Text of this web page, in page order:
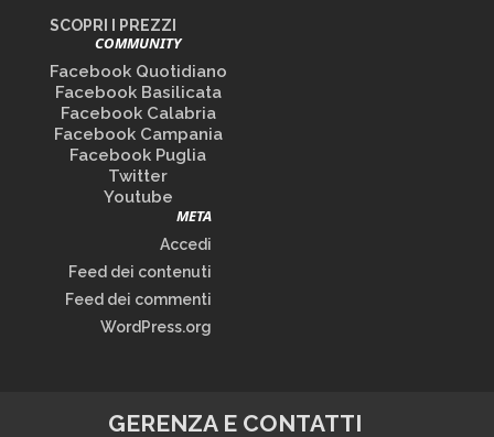
SCOPRI I PREZZI
COMMUNITY
Facebook Quotidiano
Facebook Basilicata
Facebook Calabria
Facebook Campania
Facebook Puglia
Twitter
Youtube
META
Accedi
Feed dei contenuti
Feed dei commenti
WordPress.org
GERENZA E CONTATTI